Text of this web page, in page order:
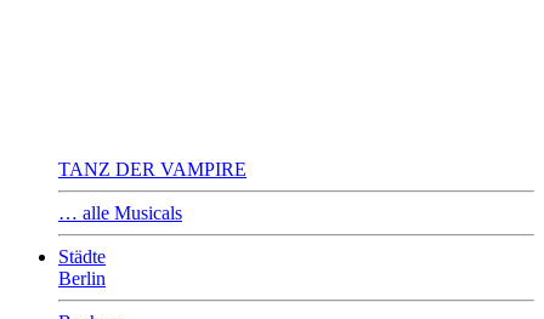
TANZ DER VAMPIRE
… alle Musicals
Städte
Berlin